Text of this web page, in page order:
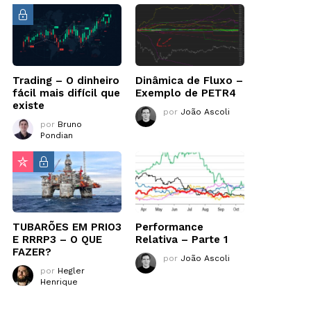
Trading – O dinheiro
fácil mais difícil que
existe
por Bruno
Pondian
Dinâmica de Fluxo –
Exemplo de PETR4
por João Ascoli
TUBARÕES EM PRIO3
E RRRP3 – O QUE
FAZER?
por Hegler
Henrique
Performance
Relativa – Parte 1
por João Ascoli